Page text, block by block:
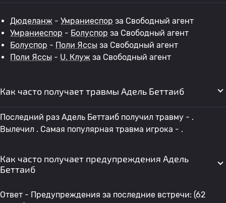
Дюделанж - Умраниеспор за Свободный агент
Умраниеспор - Болуспор за Свободный агент
Болуспор - Поли Яссы за Свободный агент
Поли Яссы - U. Клуж за Свободный агент
Как часто получает травмы Адель Беттаиб
Последний раз Адель Беттаиб получил травму - .
Вылечил . Самая популярная травма игрока - .
Как часто получает предупреждения Адель
Беттаиб
Ответ - Предупреждения за последние встречи: (62